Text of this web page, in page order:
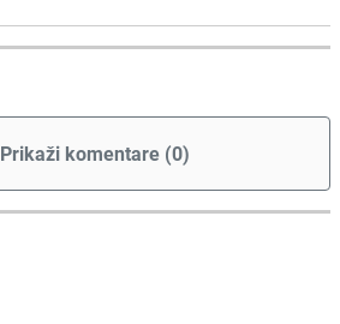
Prikaži komentare (0)